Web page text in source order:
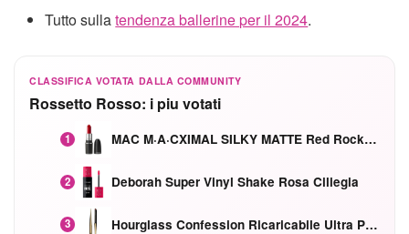
Tutto sullatendenza ballerine per il 2024.
CLASSIFICA VOTATA DALLA COMMUNITY
Rossetto Rosso: i piu votati
1 MAC M·A·CXIMAL SILKY MATTE Red Rock mat
2 Deborah Super Vinyl Shake Rosa Ciliegia
3 Hourglass Confession Ricaricabile Ultra Preciso Ad Alta Intensità Secretly Classic Red